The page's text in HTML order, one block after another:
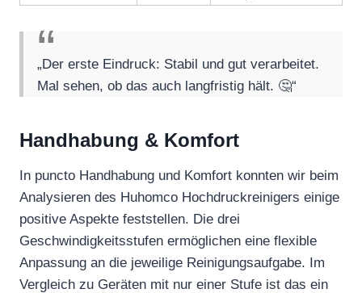
„Der erste Eindruck: Stabil und gut verarbeitet.
Mal sehen, ob das auch langfristig hält. 🤔“
Handhabung & Komfort
In puncto Handhabung und Komfort konnten wir beim
Analysieren des Huhomco Hochdruckreinigers einige
positive Aspekte feststellen. Die drei
Geschwindigkeitsstufen ermöglichen eine flexible
Anpassung an die jeweilige Reinigungsaufgabe. Im
Vergleich zu Geräten mit nur einer Stufe ist das ein